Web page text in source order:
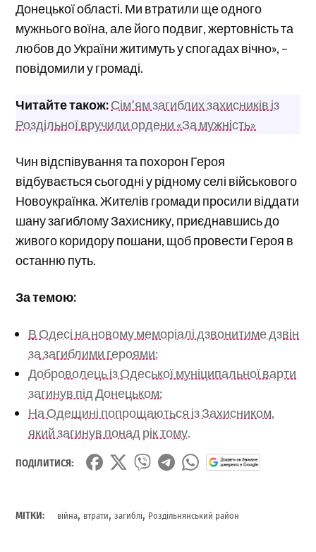
Донецької області. Ми втратили ще одного
мужнього воїна, але його подвиг, жертовність та
любов до України житимуть у спогадах вічно», –
повідомили у громаді.
Читайте також:Сім’ям загиблих захисників із
Роздільної вручили ордени «За мужність»
Чин відспівування та похорон Героя
відбувається сьогодні у рідному селі військового
Новоукраїнка. Жителів громади просили віддати
шану загиблому Захиснику, приєднавшись до
живого коридору пошани, щоб провести Героя в
останню путь.
За темою:
В Одесі на новому меморіалі дзвонитиме дзвін
за загиблими героями;
Доброволець із Одеської муніципальної варти
загинув під Донецьком;
На Одещині попрощаються із Захисником,
який загинув понад рік тому.
ПОДІЛИТИСЯ:
МІТКИ: війна, втрати,загиблі, Роздільнянський район